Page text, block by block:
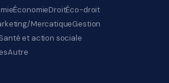
ÉconomieDroitÉco-droit
MercatiqueGestion
Santé et action sociale
Autre